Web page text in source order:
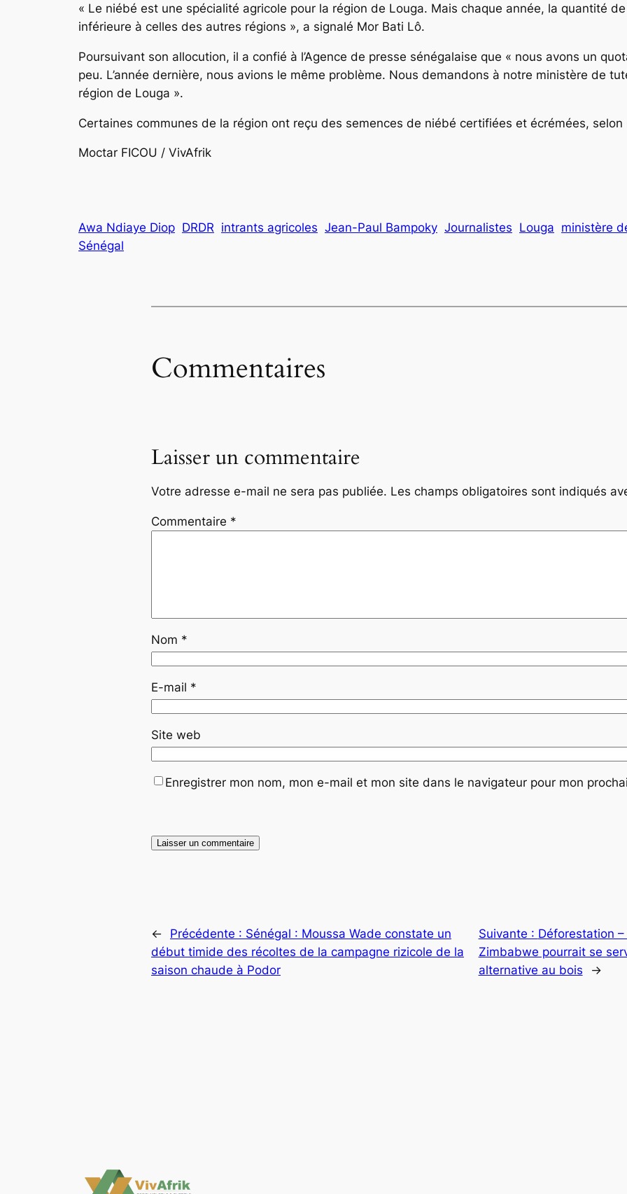
« Le niébé est une spécialité agricole pour la région de Louga. Mais chaque année, la quantité
inférieure à celles des autres régions », a signalé Mor Bati Lô.
Poursuivant son allocution, il a confié à l’Agence de presse sénégalaise que « nous avons un
peu. L’année dernière, nous avions le même problème. Nous demandons à notre ministère de
région de Louga ».
Certaines communes de la région ont reçu des semences de niébé certifiées et écrémées, selon
Moctar FICOU / VivAfrik
Awa Ndiaye Diop DRDR intrants agricoles Jean-Paul Bampoky Journalistes Louga ministère
Sénégal
Commentaires
Laisser un commentaire
Votre adresse e-mail ne sera pas publiée. Les champs obligatoires sont indiqués
Commentaire *
Nom *
E-mail *
Site web
Enregistrer mon nom, mon e-mail et mon site dans le navigateur pour mon
← Précédente : Sénégal : Moussa Wade constate un
début timide des récoltes de la campagne rizicole de la
saison chaude à Podor
Suivante : Déforestation
Zimbabwe pourrait se
alternative au bois
→